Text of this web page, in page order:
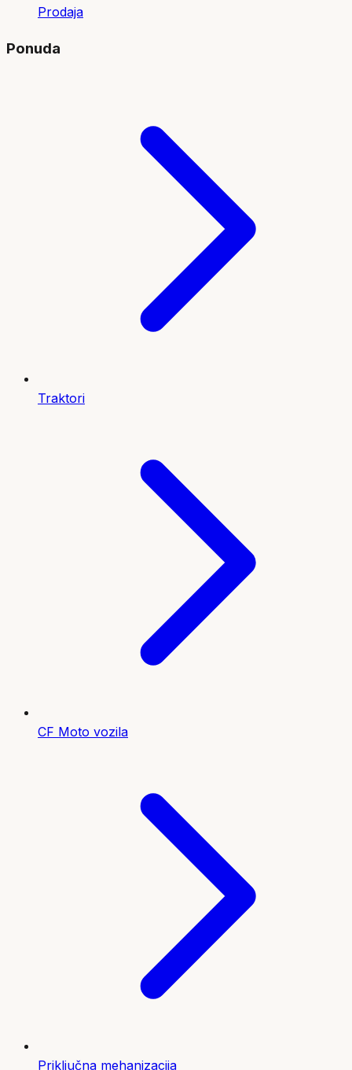
Prodaja
Ponuda
Traktori
CF Moto vozila
Priključna mehanizacija